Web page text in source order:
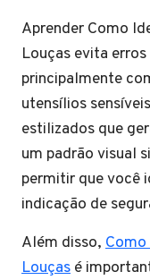
Aprender Como
Louças evita
principalmente
utensílios
estilizados que
um padrão visual
permitir que você
indicação de
Além disso,
Louças é